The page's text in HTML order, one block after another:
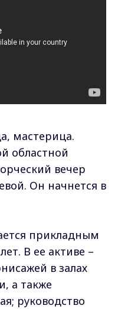
мастерица.
областной
вечер
Он начнется в
прикладным
В ее активе –
в залах
а также
руководство